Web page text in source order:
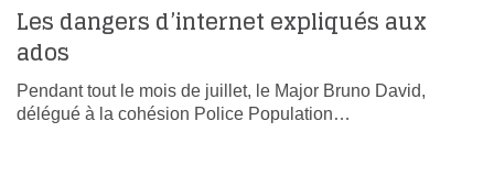
Les dangers d’internet expliqués aux
ados
Pendant tout le mois de juillet, le Major Bruno David,
délégué à la cohésion Police Population…